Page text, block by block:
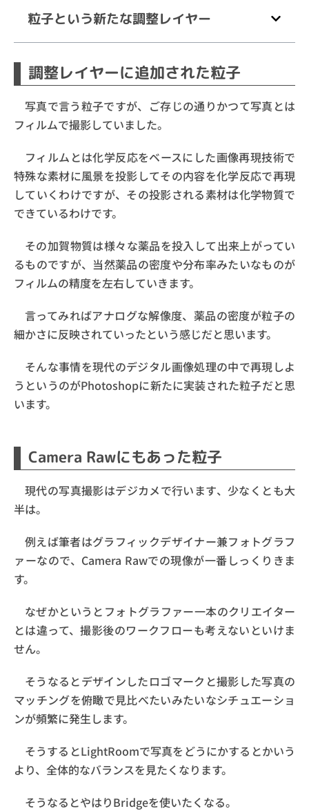
粒子という新たな調整レイヤー
調整レイヤーに追加された粒子
写真で言う粒子ですが、ご存じの通りかつて写真とは
フィルムで撮影していました。
フィルムとは化学反応をベースにした画像再現技術で
特殊な素材に風景を投影してその内容を化学反応で再現
していくわけですが、その投影される素材は化学物質で
できているわけです。
その加賀物質は様々な薬品を投入して出来上がってい
るものですが、当然薬品の密度や分布率みたいなものが
フィルムの精度を左右していきます。
言ってみればアナログな解像度、薬品の密度が粒子の
細かさに反映されていったという感じだと思います。
そんな事情を現代のデジタル画像処理の中で再現しよ
うというのがPhotoshopに新たに実装された粒子だと思
います。
Camera Rawにもあった粒子
現代の写真撮影はデジカメで行います、少なくとも大
半は。
例えば筆者はグラフィックデザイナー兼フォトグラフ
ァーなので、Camera Rawでの現像が一番しっくりきま
す。
なぜかというとフォトグラファー一本のクリエイター
とは違って、撮影後のワークフローも考えないといけま
せん。
そうなるとデザインしたロゴマークと撮影した写真の
マッチングを俯瞰で見比べたいみたいなシチュエーショ
ンが頻繁に発生します。
そうするとLightRoomで写真をどうにかするとかいう
より、全体的なバランスを見たくなります。
そうなるとやはりBridgeを使いたくなる。